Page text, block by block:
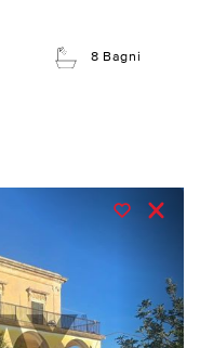
8 Bagni